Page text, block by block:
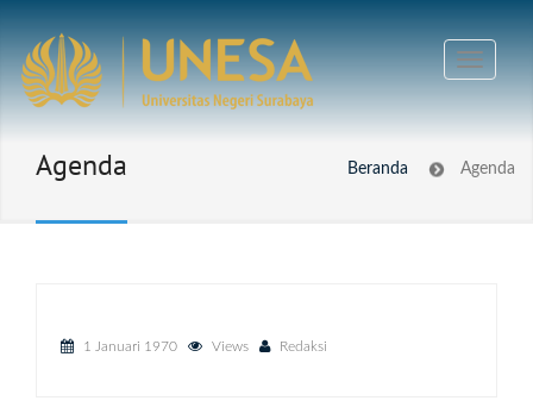
Agenda Beranda Agenda
1 Januari 1970 Views Redaksi